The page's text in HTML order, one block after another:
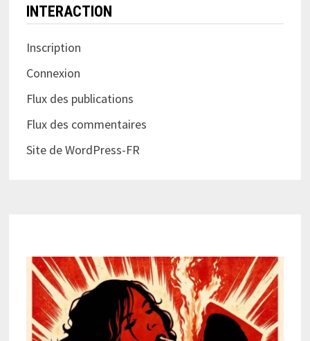
INTERACTION
Inscription
Connexion
Flux des publications
Flux des commentaires
Site de WordPress-FR